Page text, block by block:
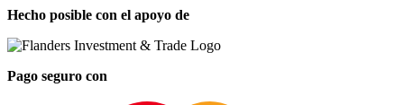
Hecho posible con el apoyo de
Pago seguro con